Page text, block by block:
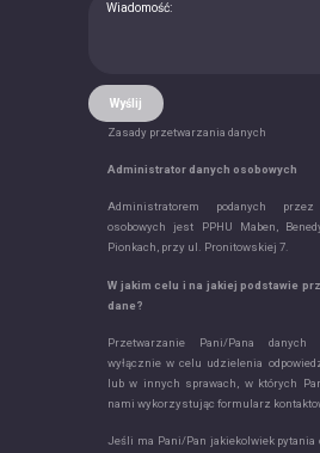
Wyślij
Zasady przetwarzania danych
Administrator danych osobowych
Administratorem podanych
osobowych jest PPHU Maben,
Pionkach, przy ul. Pronitowskiej 7.
W jakim celu i na jakiej podstawie
dane?
Przetwarzanie Pani/Pana danych
wyłącznie w celu udzielenia
lub w innych sprawach, w których
nami wykorzystując formularz
Jeśli ma Pani/Pan jakiekolwiek pytania